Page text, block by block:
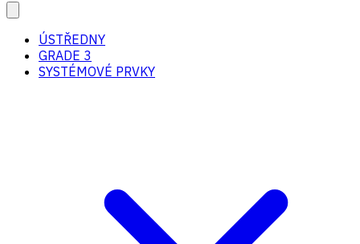
ÚSTŘEDNY
GRADE 3
SYSTÉMOVÉ PRVKY